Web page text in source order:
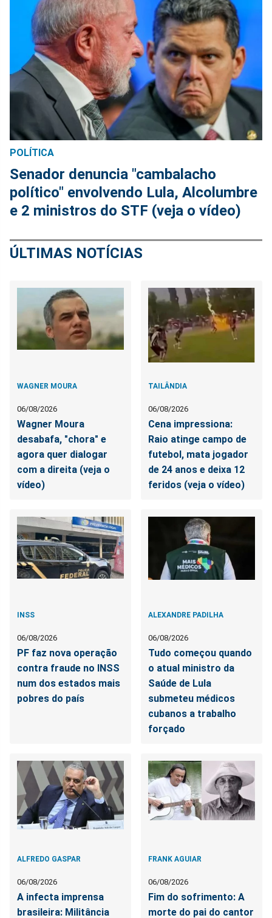
POLÍTICA
Senador denuncia "cambalacho
político" envolvendo Lula, Alcolumbre
e 2 ministros do STF (veja o vídeo)
ÚLTIMAS NOTÍCIAS
WAGNER MOURA
06/08/2026
Wagner Moura
desabafa, "chora" e
agora quer dialogar
com a direita (veja o
vídeo)
TAILÂNDIA
06/08/2026
Cena impressiona:
Raio atinge campo de
futebol, mata jogador
de 24 anos e deixa 12
feridos (veja o vídeo)
INSS
06/08/2026
PF faz nova operação
contra fraude no INSS
num dos estados mais
pobres do país
ALEXANDRE PADILHA
06/08/2026
Tudo começou quando
o atual ministro da
Saúde de Lula
submeteu médicos
cubanos a trabalho
forçado
ALFREDO GASPAR
06/08/2026
A infecta imprensa
brasileira: Militância
FRANK AGUIAR
06/08/2026
Fim do sofrimento: A
morte do pai do cantor